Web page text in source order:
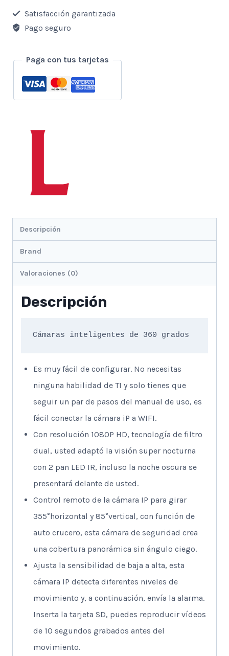
360
cantidad
Satisfacción garantizada
Pago seguro
Paga con tus tarjetas
Descripción
Brand
Valoraciones (0)
Descripción
Cámaras inteligentes de 360 ​​grados
Es muy fácil de configurar. No necesitas
ninguna habilidad de TI y solo tienes que
seguir un par de pasos del manual de uso, es
fácil conectar la cámara iP a WIFI.
Con resolución 1080P HD, tecnología de filtro
dual, usted adaptó la visión super nocturna
con 2 pan LED IR, incluso la noche oscura se
presentará delante de usted.
Control remoto de la cámara IP para girar
355°horizontal y 85°vertical, con función de
auto crucero, esta cámara de seguridad crea
una cobertura panorámica sin ángulo ciego.
Ajusta la sensibilidad de baja a alta, esta
cámara IP detecta diferentes niveles de
movimiento y, a continuación, envía la alarma.
Inserta la tarjeta SD, puedes reproducir vídeos
de 10 segundos grabados antes del
movimiento.